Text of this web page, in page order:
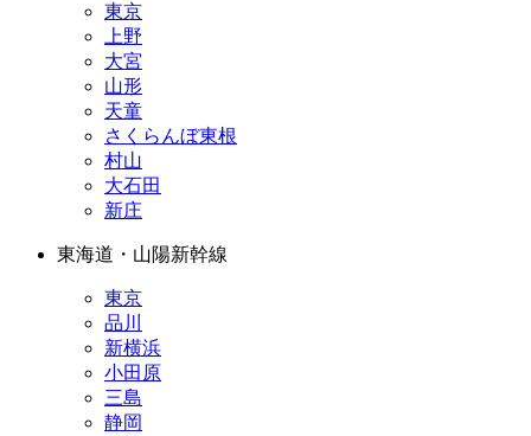
東京
上野
大宮
山形
天童
さくらんぼ東根
村山
大石田
新庄
東海道・山陽新幹線
東京
品川
新横浜
小田原
三島
静岡